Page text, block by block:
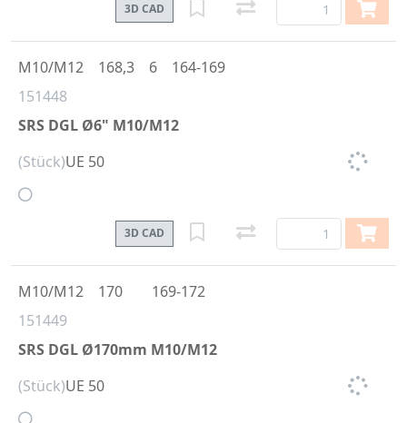
3D CAD
151448
SRS DGL Ø6" M10/M12
M10/M12 168,3 6 164-169
(Stück)UE 50
3D CAD
151449
SRS DGL Ø170mm M10/M12
M10/M12 170 169-172
(Stück)UE 50